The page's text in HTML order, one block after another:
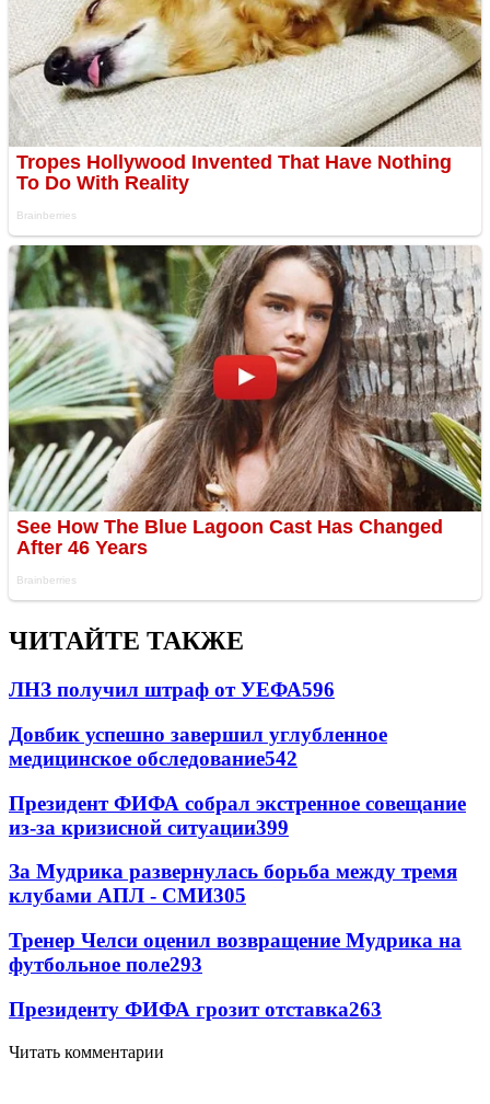
ЧИТАЙТЕ ТАКЖЕ
ЛНЗ получил штраф от УЕФА596
Довбик успешно завершил углубленное
медицинское обследование542
Президент ФИФА собрал экстренное совещание
из-за кризисной ситуации399
За Мудрика развернулась борьба между тремя
клубами АПЛ - СМИ305
Тренер Челси оценил возвращение Мудрика на
футбольное поле293
Президенту ФИФА грозит отставка263
Читать комментарии